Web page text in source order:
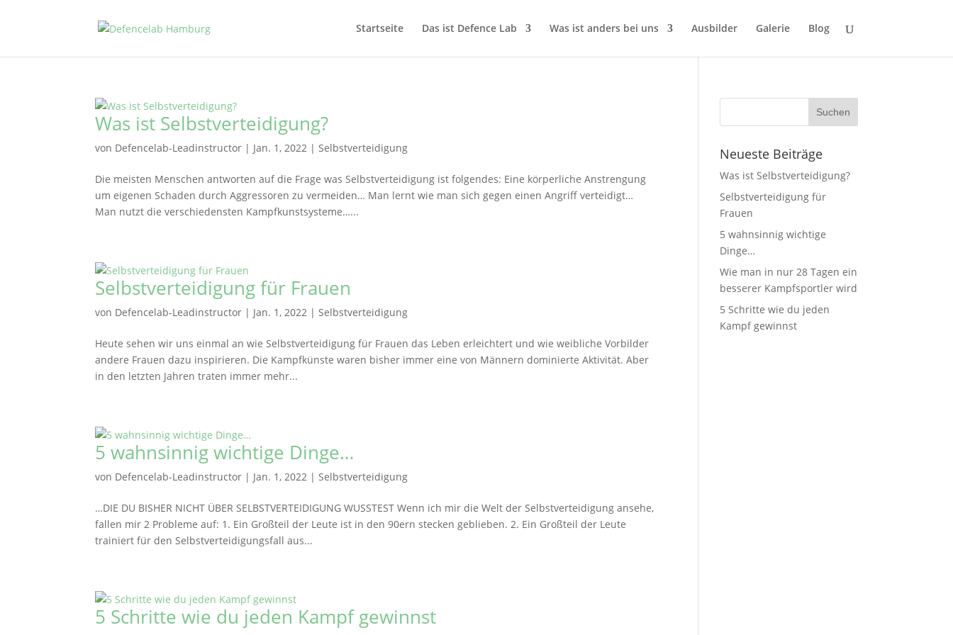
Startseite Das ist Defence Lab Was ist anders bei uns Ausbilder Galerie Blog
Was ist Selbstverteidigung?
von Defencelab-Leadinstructor | Jan. 1, 2022 |Selbstverteidigung
Die meisten Menschen antworten auf die Frage was Selbstverteidigung ist folgendes: Eine körperliche Anstrengung
um eigenen Schaden durch Aggressoren zu vermeiden… Man lernt wie man sich gegen einen Angriff verteidigt…
Man nutzt die verschiedensten Kampfkunstsysteme…...
Selbstverteidigung für Frauen
von Defencelab-Leadinstructor | Jan. 1, 2022 |Selbstverteidigung
Heute sehen wir uns einmal an wie Selbstverteidigung für Frauen das Leben erleichtert und wie weibliche Vorbilder
andere Frauen dazu inspirieren. Die Kampfkünste waren bisher immer eine von Männern dominierte Aktivität. Aber
in den letzten Jahren traten immer mehr...
5 wahnsinnig wichtige Dinge…
von Defencelab-Leadinstructor | Jan. 1, 2022 |Selbstverteidigung
…DIE DU BISHER NICHT ÜBER SELBSTVERTEIDIGUNG WUSSTEST Wenn ich mir die Welt der Selbstverteidigung ansehe,
fallen mir 2 Probleme auf: 1. Ein Großteil der Leute ist in den 90ern stecken geblieben. 2. Ein Großteil der Leute
trainiert für den Selbstverteidigungsfall aus...
5 Schritte wie du jeden Kampf gewinnst
Neueste Beiträge
Was ist Selbstverteidigung?
Selbstverteidigung für
Frauen
5 wahnsinnig wichtige
Dinge…
Wie man in nur 28 Tagen ein
besserer Kampfsportler wird
5 Schritte wie du jeden
Kampf gewinnst